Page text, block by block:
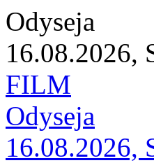
Odyseja
16.08.2026,
FILM
Odyseja
16.08.2026,